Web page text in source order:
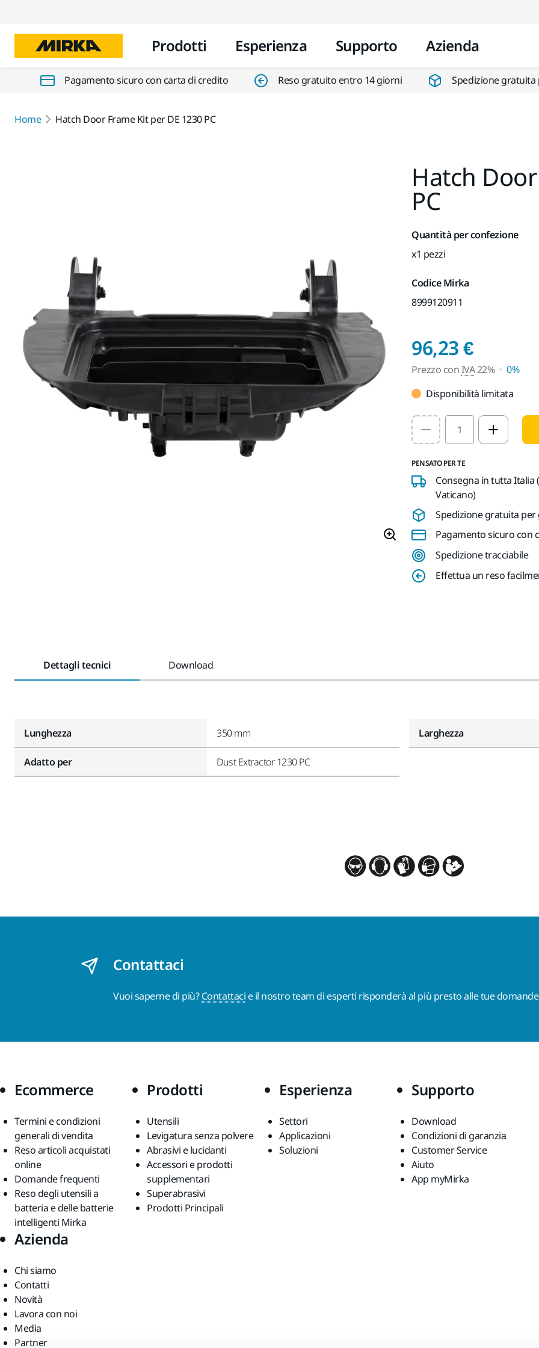
Prodotti Esperienza Supporto Azienda
Pagamento sicuro con carta di credito Reso gratuito entro 14 giorni Spedizione gratuita
Home Hatch Door Frame Kit per DE 1230 PC
Hatch
PC
Quantità per confezione
x1 pezzi
Codice Mirka
8999120911
96,23 €Prezzo
Prezzo conIVA22%
0%
Disponibilità limitata
Select quantity value
PENSATO PER TE
Consegna in tutta Italia
Vaticano)
Spedizione gratuita
Pagamento sicuro con
Spedizione tracciabile
Effettua un reso
Dettagli tecnici Download
Lunghezza 350 mm
Adatto per Dust Extractor 1230 PC
Larghezza
Contattaci
Vuoi saperne di più?Contattaci e il nostro team di esperti risponderà al più presto alle tue
Ecommerce
Termini e condizioni
generali di vendita
Reso articoli acquistati
online
Domande frequenti
Reso degli utensili a
batteria e delle batterie
intelligenti Mirka
Prodotti
Utensili
Levigatura senza polvere
Abrasivi e lucidanti
Accessori e prodotti
supplementari
Superabrasivi
Prodotti Principali
Esperienza
Settori
Applicazioni
Soluzioni
Supporto
Download
Condizioni di garanzia
Customer Service
Aiuto
App myMirka
Azienda
Chi siamo
Contatti
Novità
Lavora con noi
Media
Partner